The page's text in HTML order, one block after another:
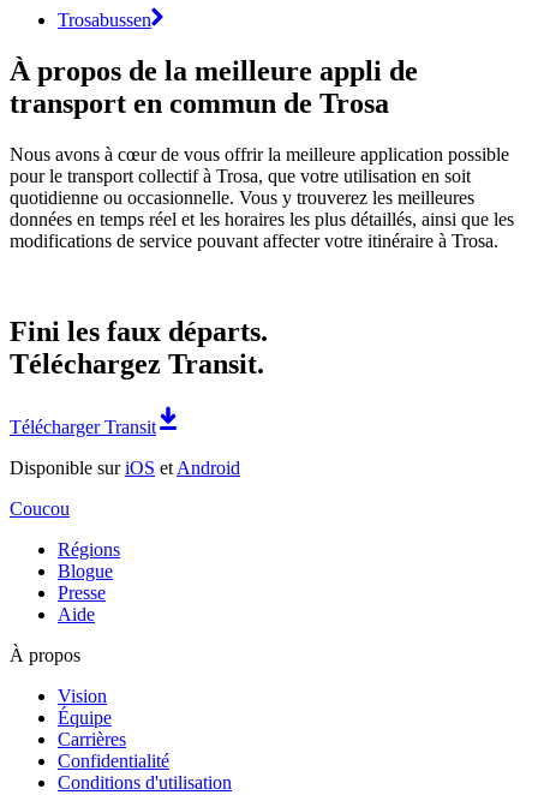
Trosabussen
À propos de la meilleure appli de
transport en commun de Trosa
Nous avons à cœur de vous offrir la meilleure application possible
pour le transport collectif à Trosa, que votre utilisation en soit
quotidienne ou occasionnelle. Vous y trouverez les meilleures
données en temps réel et les horaires les plus détaillés, ainsi que les
modifications de service pouvant affecter votre itinéraire à Trosa.
Fini les faux départs.
Téléchargez Transit.
Télécharger Transit
Disponible suriOS et Android
Coucou
Régions
Blogue
Presse
Aide
À propos
Vision
Équipe
Carrières
Confidentialité
Conditions d'utilisation